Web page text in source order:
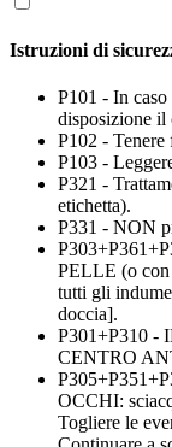
Istruzioni di
P101 - In
disposizione il
P102 -
P103 -
P321 -
etichetta).
P331 - NON
PELLE (o con
tutti gli
doccia].
P301+P310 -
CENTRO
OCCHI:
Togliere le